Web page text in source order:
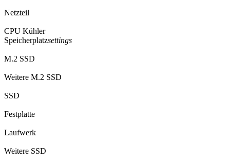
Netzteil
CPU Kühler
Speicherplatzsettings
M.2 SSD
Weitere M.2 SSD
SSD
Festplatte
Laufwerk
Weitere SSD